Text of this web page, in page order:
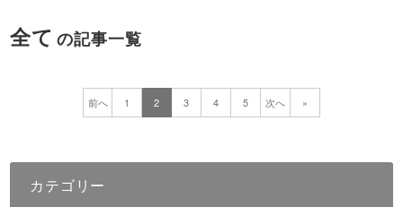
全て の記事一覧
前へ 1 2 3 4 5 次へ »
カテゴリー